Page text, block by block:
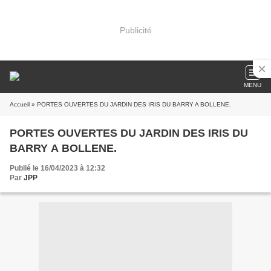
Publicité
MENU
Accueil » PORTES OUVERTES DU JARDIN DES IRIS DU BARRY A BOLLENE.
PORTES OUVERTES DU JARDIN DES IRIS DU
BARRY A BOLLENE.
Publié le 16/04/2023 à 12:32
Par JPP